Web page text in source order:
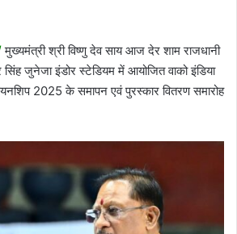
मुख्यमंत्री श्री विष्णु देव साय आज देर शाम राजधानी
सिंह जुनेजा इंडोर स्टेडियम में आयोजित वाको इंडिया
2025 के समापन एवं पुरस्कार वितरण समारोह